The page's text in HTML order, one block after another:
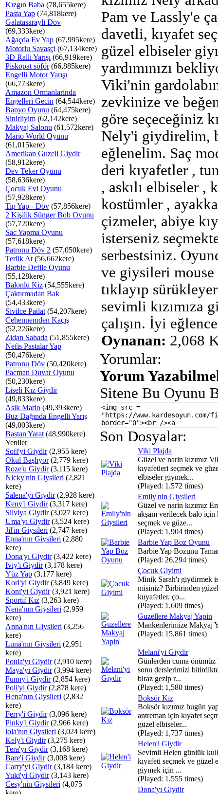
Kızgın Baba (78,655kere)
Pasta Yap (74,818kere)
Galatasarayli Dov
(69,333kere)
Ağaçda Ev Yap (67,995kere)
Motorlu Savasçi (67,134kere)
3D Ralli Yarışı (66,919kere)
Piskopat söför(66,885kere)
Engelli Motor Yarışı
(66,773kere)
Amazon Ormanlarinda
Engelleri Gecin (64,544kere)
Banyo Oyunu (64,475kere)
Sinirliyim (62,142kere)
Makyaj Salonu (61,572kere)
Mario World Oyunu
(61,015kere)
Amerikan Guzeli Giydir
(58,912kere)
Dev Teker Oyunu
(58,636kere)
Çocuk Evi Oyunu
(57,928kere)
Tip Yap - Döv (57,856kere)
2 Kişilik Sünger Bob Oyunu
(57,720kere)
Sac Yapma Oyunu
(57,618kere)
Patronu Döv 2 (57,050kere)
Terlik At (56,662kere)
Barbie Defile Oyunu
(55,128kere)
Balonlu Kiz (54,555kere)
Çaktırmadan Bak
(54,433kere)
Sivilce Patlat (54,207kere)
Cehennemden Kaçış
(52,226kere)
Zidan Sahada (51,855kere)
Nefis Pastalar Yap
(50,476kere)
Patronu Döv (50,420kere)
Pacman Duvar Oyunu
(50,230kere)
Liseli Kız Giydir
(49,833kere)
Asik Mario (49,393kere)
Buz Dağında Engelli Yarış
(49,003kere)
Bastan Yarat (48,990kere)
Yeniler
Sofi'yi Giydir(2,955 kere)
Okul Başlıyor(2,779 kere)
Roze'u Giydir(3,115 kere)
Nicky'nin Giysileri (2,821
kere)
Salena'yı Giydir(2,928 kere)
Keny'i Giydir(3,317 kere)
Silviya Giydir(3,027 kere)
Uma'yı Giydir(3,524 kere)
Jil'in Giysileri (2,747 kere)
Enna'nın Giysileri (2,880
kere)
Dona'yı Giydir(3,422 kere)
Iviy'i Giydir(3,178 kere)
Yüz Yap (3,177 kere)
Kori'yi Giydir(3,849 kere)
Koni'yi Giydir(3,921 kere)
Sportif Kız (3,263 kere)
Nena'nın Giysileri (2,959
kere)
Anna'nın Giysileri (3,256
kere)
Luna'nın Giysileri (2,951
kere)
Poula'yı Giydir(2,910 kere)
Maya'yı Giydir(3,994 kere)
Funny'i Giydir(2,854 kere)
Poli'yi Giydir(2,878 kere)
Hena'nın Giysileri (2,832
kere)
Ferry'i Giydir(3,096 kere)
Pinky'i Giydir(2,966 kere)
lola'nın Giysileri (3,024 kere)
Kely'i Giydir(3,275 kere)
Tera'yı Giydir(3,168 kere)
Bare'i Giydir(3,008 kere)
Carry'yi Giydir(3,184 kere)
Yuki'yi Giydir(3,143 kere)
Cesy'nin Giysileri (4,075
Pam ve Lassly'e
davetli, kıyafet
güzel elbiseler
yardımınızı
Viki'nin
zevkinize ve
göre seçeceğiniz
Nely'i giydirelim,
eğlenelim. Saç
deri kıyafetler ,
, askılı elbiseler ,
kostümler ,
çizmeler, abiye
isterseniz
serbestsiniz.
ve giysileri
tıklayıp
sevimli kızımıza
çalışın. İyi
Oynanan: 2,068
Yorumlar:
Yorum
Sitene Bu Oyunu
Son Dosyalar:
Viki Plajda
Güzel ve narin kızımız
kıyafetleri seçmek ve
elbiseler giymek...
(Played: 1,572 times)
Emily'nin Giysileri
Güzel ve narin kızımız
akşam verilecek balo için
seçmek ve güze...
(Played: 1,904 times)
Barbie Yap Boz Oyunu
Barbie Yap Bozunu
(Played: 26,294 times)
Çocuk Giyimi
Minik Sarah'ı giydirmek
misiniz? Birbirinden
kuyafetler, ço...
(Played: 1,609 times)
Guzellere Makyaj Yapin
Mankenlerimize Makyaj
(Played: 15,861 times)
Melani'yi Giydir
Günlerden cuma önümüz
sonu derslerimizi
biraz gezip r...
(Played: 1,580 times)
Boksör Kız
Boksör kızımız bugün
antreman için kıyafet
güzel elbiseler...
(Played: 1,737 times)
Helen'i Giydir
Sevimli Helen günlük
kıyafeti seçmek ve güzel
giymek için ...
(Played: 1,555 times)
Dona'yı Giydir